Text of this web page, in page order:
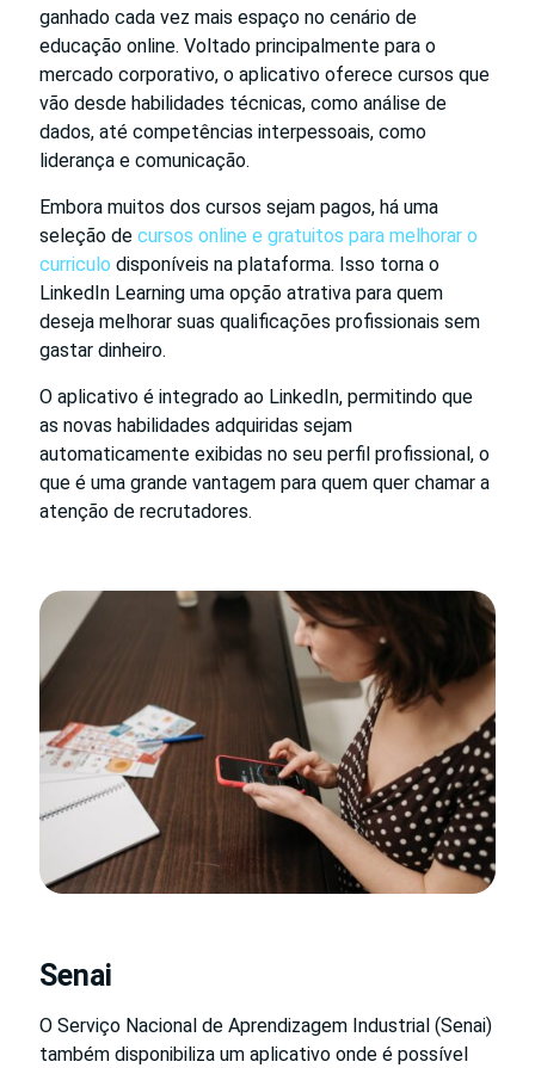
ganhado cada vez mais espaço no cenário de
educação online. Voltado principalmente para o
mercado corporativo, o aplicativo oferece cursos que
vão desde habilidades técnicas, como análise de
dados, até competências interpessoais, como
liderança e comunicação.
Embora muitos dos cursos sejam pagos, há uma
seleção de cursos online e gratuitos para melhorar o
curriculo disponíveis na plataforma. Isso torna o
LinkedIn Learning uma opção atrativa para quem
deseja melhorar suas qualificações profissionais sem
gastar dinheiro.
O aplicativo é integrado ao LinkedIn, permitindo que
as novas habilidades adquiridas sejam
automaticamente exibidas no seu perfil profissional, o
que é uma grande vantagem para quem quer chamar a
atenção de recrutadores.
Senai
O Serviço Nacional de Aprendizagem Industrial (Senai)
também disponibiliza um aplicativo onde é possível